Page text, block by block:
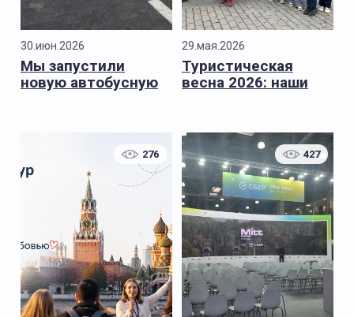
30.июн.2026
Мы запустили
новую автобусную
29.мая.2026
Туристическая
весна 2026: наши
276 427